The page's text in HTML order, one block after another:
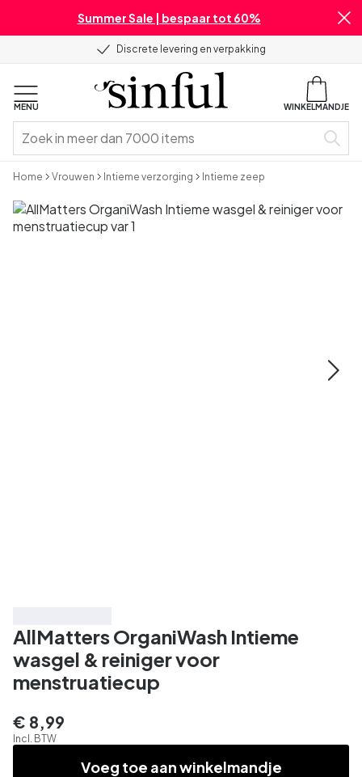
Summer Sale | bespaar tot 60%
Discrete levering en verpakking
MENU WINKELMANDJE
Home Vrouwen Intieme verzorging Intieme zeep
AllMatters OrganiWash Intieme
wasgel & reiniger voor
menstruatiecup
€ 8,99
Incl. BTW
Voeg toe aan winkelmandje